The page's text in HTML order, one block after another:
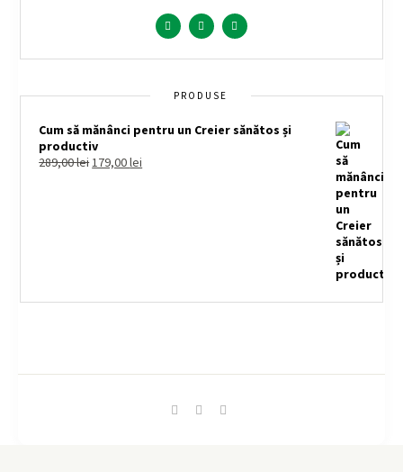
PRODUSE
Cum să mănânci pentru un Creier sănătos și
productiv
289,00lei 179,00lei